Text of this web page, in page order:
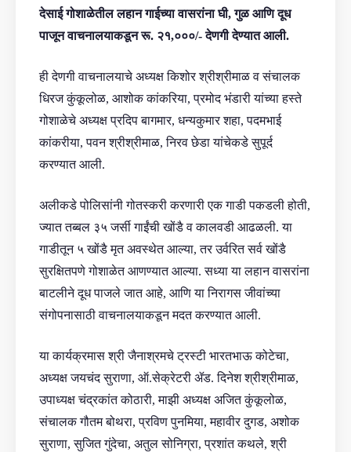
देसाई गोशाळेतील लहान गाईच्या वासरांना घी, गुळ आणि दूध
पाजून वाचनालयाकडून रू. २१,०००/- देणगी देण्यात आली.
ही देणगी वाचनालयाचे अध्यक्ष किशोर श्रीश्रीमाळ व संचालक
धिरज कुंकूलोळ, आशोक कांकरिया, प्रमोद भंडारी यांच्या हस्ते
गोशाळेचे अध्यक्ष प्रदिप बागमार, धन्यकुमार शहा, पदमभाई
कांकरीया, पवन श्रीश्रीमाळ, निरव छेडा यांचेकडे सुपूर्द
करण्यात आली.
अलीकडे पोलिसांनी गोतस्करी करणारी एक गाडी पकडली होती,
ज्यात तब्बल ३५ जर्सी गाईंची खोंडै व कालवडी आढळली. या
गाडीतून ५ खोंडै मृत अवस्थेत आल्या, तर उर्वरित सर्व खोंडै
सुरक्षितपणे गोशाळेत आणण्यात आल्या. सध्या या लहान वासरांना
बाटलीने दूध पाजले जात आहे, आणि या निरागस जीवांच्या
संगोपनासाठी वाचनालयाकडून मदत करण्यात आली.
या कार्यक्रमास श्री जैनाश्रमचे ट्रस्टी भारतभाऊ कोटेचा,
अध्यक्ष जयचंद सुराणा, ऑ.सेक्रेटरी ॲड. दिनेश श्रीश्रीमाळ,
उपाध्यक्ष चंद्रकांत कोठारी, माझी अध्यक्ष अजित कुंकूलोळ,
संचालक गौतम बोथरा, प्रविण पुनमिया, महावीर दुगड, अशोक
सुराणा, सुजित गुंदेचा, अतुल सोनिग्रा, प्रशांत कथले, श्री